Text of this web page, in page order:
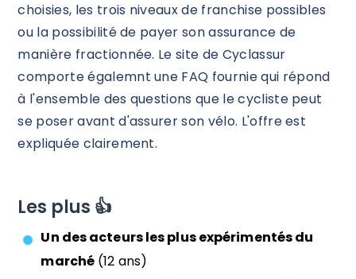
choisies, les trois niveaux de franchise possibles
ou la possibilité de payer son assurance de
manière fractionnée. Le site de Cyclassur
comporte égalemnt une FAQ fournie qui répond
à l'ensemble des questions que le cycliste peut
se poser avant d'assurer son vélo. L'offre est
expliquée clairement.
Les plus 👍
Un des acteurs les plus expérimentés du
marché (12 ans)